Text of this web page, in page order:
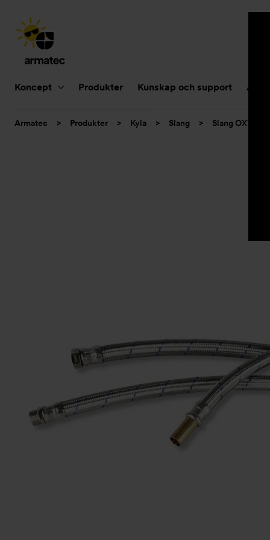
Koncept Produkter Kunskap och support
Du
Armatec > Produkter > Kyla > Slang > Slang OXY